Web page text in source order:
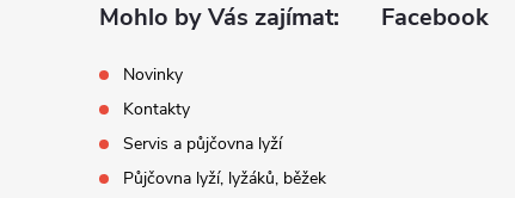
Mohlo by Vás zajímat:
Novinky
Kontakty
Servis a půjčovna lyží
Půjčovna lyží, lyžáků, běžek
Facebook